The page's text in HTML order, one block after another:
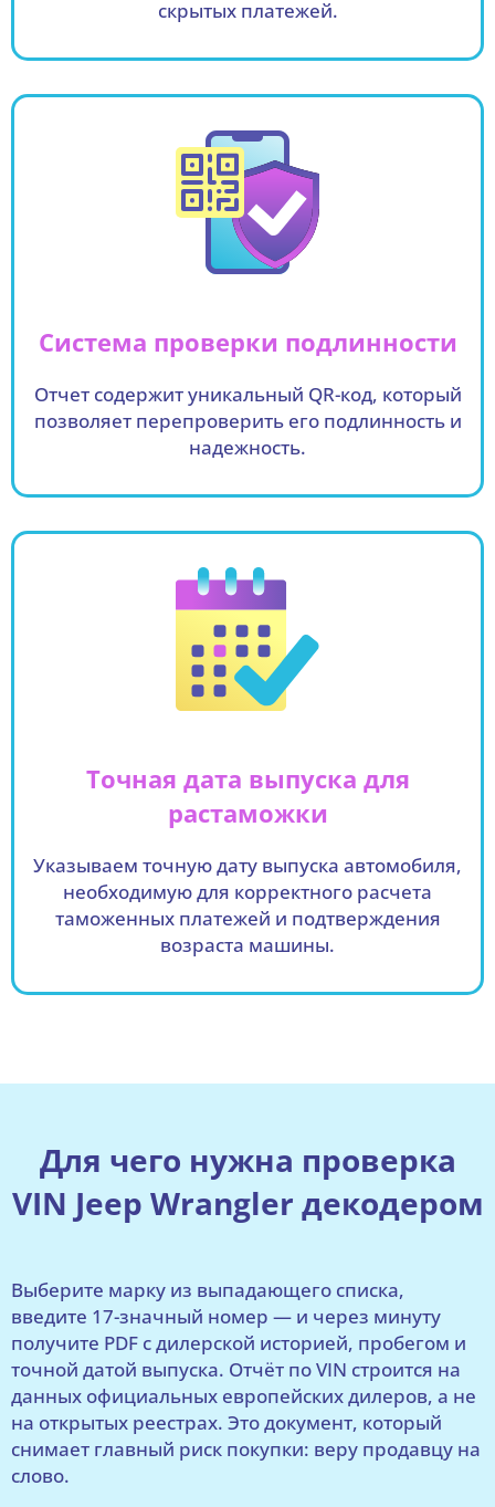
скрытых платежей.
Система проверки подлинности
Отчет содержит уникальный QR-код, который
позволяет перепроверить его подлинность и
надежность.
Точная дата выпуска для
растаможки
Указываем точную дату выпуска автомобиля,
необходимую для корректного расчета
таможенных платежей и подтверждения
возраста машины.
Для чего нужна проверка
VIN Jeep Wrangler декодером
Выберите марку из выпадающего списка,
введите 17-значный номер — и через минуту
получите PDF с дилерской историей, пробегом и
точной датой выпуска. Отчёт по VIN строится на
данных официальных европейских дилеров, а не
на открытых реестрах. Это документ, который
снимает главный риск покупки: веру продавцу на
слово.